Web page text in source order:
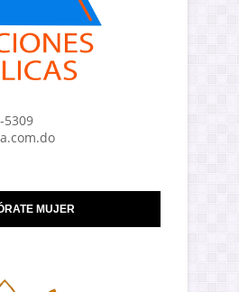
5309
MUJER